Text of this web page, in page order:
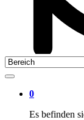
0
Es befinden